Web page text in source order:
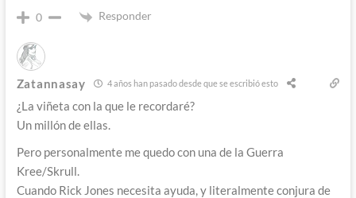
0 Responder
Zatannasay 4 años han pasado desde que se escribió esto
¿La viñeta con la que le recordaré?
Un millón de ellas.
Pero personalmente me quedo con una de la Guerra
Kree/Skrull.
Cuando Rick Jones necesita ayuda, y literalmente conjura de